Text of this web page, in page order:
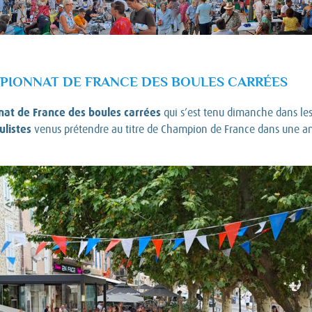
DE FRANCE DES BOULES CARRÉES
de France des boules carrées qui s’est tenu dimanche dans
venus prétendre au titre de Champion de France dans une